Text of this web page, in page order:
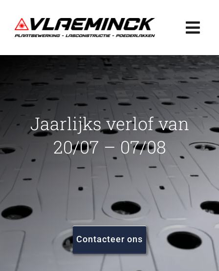
naar
inhoud
Plaatbewerking
Lasconstructie
Poederlakken
Projecten
FAQ
Vacatures
Jaarlijks verlof van
20/07 – 07/08
Contacteer ons